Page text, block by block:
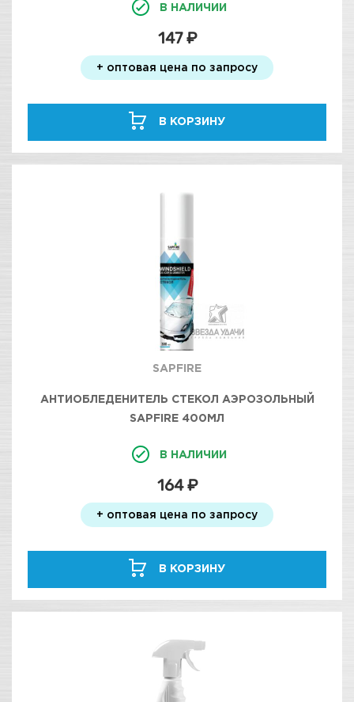
В НАЛИЧИИ
147 ₽
+ оптовая цена по запросу
В КОРЗИНУ
SAPFIRE
АНТИОБЛЕДЕНИТЕЛЬ СТЕКОЛ АЭРОЗОЛЬНЫЙ
SAPFIRE 400МЛ
В НАЛИЧИИ
164 ₽
+ оптовая цена по запросу
В КОРЗИНУ